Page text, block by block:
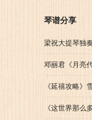
琴谱分享
梁祝大提琴独
邓丽君《月亮
《延禧攻略》
《这世界那么